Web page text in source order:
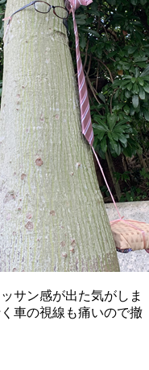
サン感が出た気がしま
車の視線も痛いので撤